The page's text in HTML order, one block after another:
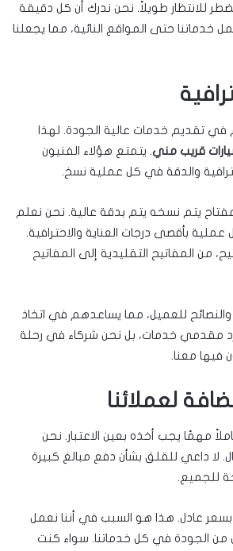
للانتظار طويلاً. نحن ندرك أن كل دقيقة
حتى المواقع النائية، مما يجعلنا
في تقديم خدمات عالية الجودة. لهذا
قريب مني. يتمتع هؤلاء الفنيون
والدقة في كل عملية نسخ.
يتم نسخه يتم بدقة عالية. نحن نعلم
بأقصى درجات العناية والاحترافية.
من المفاتيح التقليدية إلى المفاتيح
للعميل، مما يساعدهم في اتخاذ
مقدمي خدمات، بل نحن شركاء في رحلة
فيها معنا.
لعملائنا
مهمًا يجب أخذه بعين الاعتبار. نحن
لا داعي للقلق بشأن دفع مبالغ كبيرة
للجميع.
عادل. هذا هو السبب في أننا نعمل
الجودة في كل خدماتنا. سواء كنت